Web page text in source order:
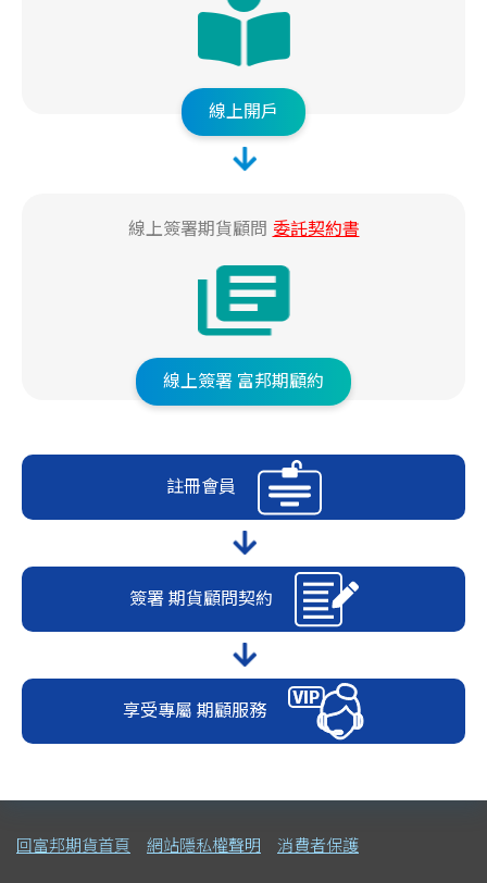
線上開戶
線上簽署期貨顧問 委託契約書
線上簽署 富邦期顧約
註冊會員
簽署 期貨顧問契約
享受專屬 期顧服務
回富邦期貨首頁 網站隱私權聲明 消費者保護